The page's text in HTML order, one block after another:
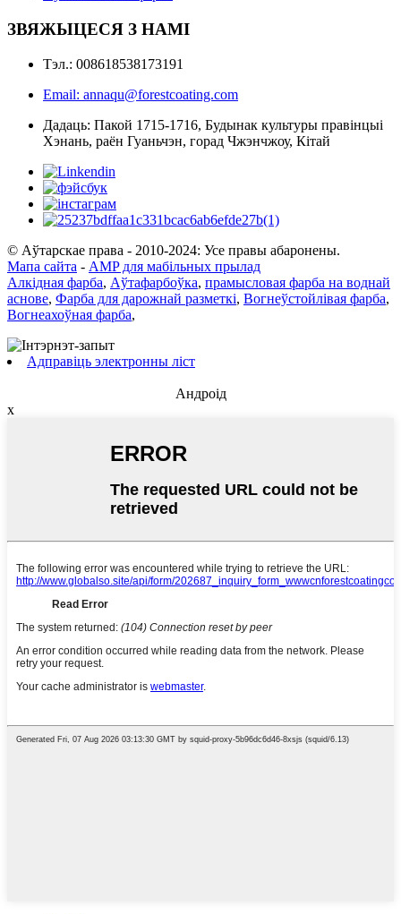
ЗВЯЖЫЦЕСЯ З НАМІ
Тэл.: 008618538173191
Email: annaqu@forestcoating.com
Дадаць: Пакой 1715-1716, Будынак культуры правінцыі
Хэнань, раён Гуаньчэн, горад Чжэнчжоу, Кітай
© Аўтарскае права - 2010-2024: Усе правы абаронены.
Мапа сайта - AMP для мабільных прылад
Алкідная фарба, Аўтафарбоўка, прамысловая фарба на воднай
аснове, Фарба для дарожнай разметкі, Вогнеўстойлівая фарба,
Вогнеахоўная фарба,
Адправіць электронны ліст
Андроід
x